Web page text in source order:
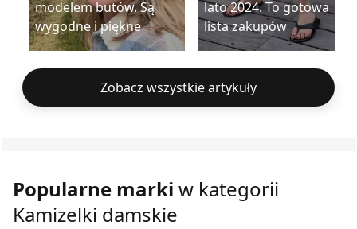
modelem butów. Są
wygodne i piękne
lato 2024. To gotowa
lista zakupów
Zobacz wszystkie artykuły
Popularne marki w kategorii
Kamizelki damskie